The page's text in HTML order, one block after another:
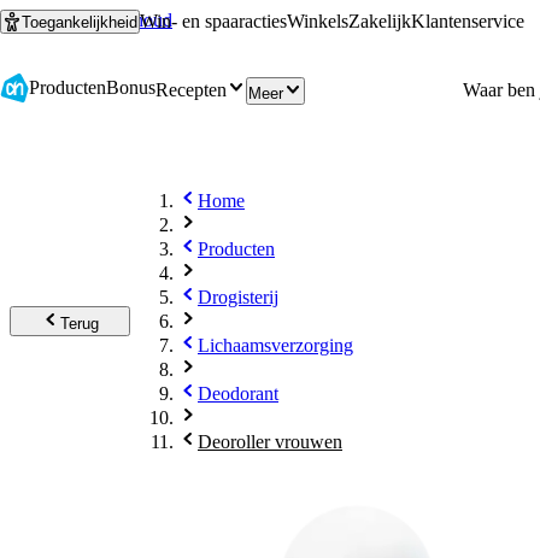
Ga naar hoofdinhoud
Ga naar zoeken
ToegankelijkheidWin- en spaaractiesWinkelsZakelijkKlantenservice
ProductenBonusRecepten Meer
Terug
Home
Producten
Drogisterij
Lichaamsverzorging
Deodorant
Deoroller vrouwen